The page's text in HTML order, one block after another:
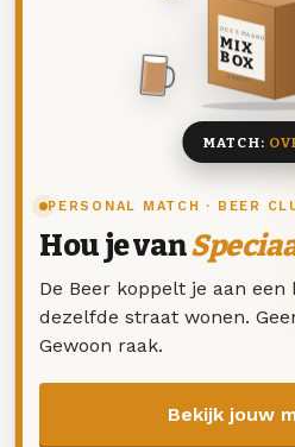
PERSONAL MATCH · BEER
Hou je van
De Beer koppelt je aan
dezelfde straat wonen.
Gewoon raak.
Bekijk jouw
DEZE MAAND
MIX
BOX
8 BIEREN
MATCH: